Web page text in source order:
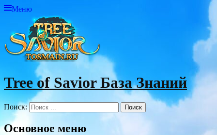
Меню
Tree of Savior База Знаний
Поиск:
Основное меню